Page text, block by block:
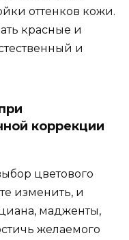
оттенков кожи.
красные и
и
коррекции
цветового
изменить, и
мадженты,
желаемого